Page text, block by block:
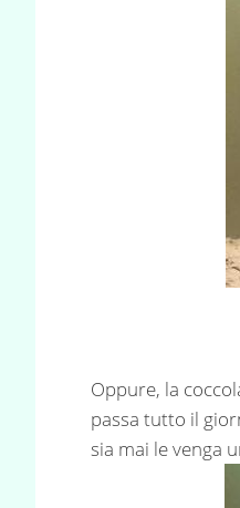
Oppure, la
passa tutto il
sia mai le venga